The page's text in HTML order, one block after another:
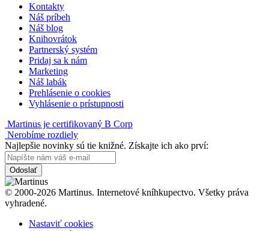
Kontakty
Náš príbeh
Náš blog
Knihovrátok
Partnerský systém
Pridaj sa k nám
Marketing
Náš labák
Prehlásenie o cookies
Vyhlásenie o prístupnosti
Martinus je certifikovaný B Corp
Nerobíme rozdiely
Najlepšie novinky sú tie knižné. Získajte ich ako prví:
Odoslať
© 2000-2026 Martinus. Internetové kníhkupectvo. Všetky práva
vyhradené.
Nastaviť cookies